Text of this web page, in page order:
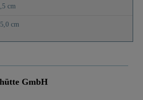
cm
cm
GmbH